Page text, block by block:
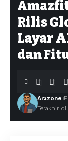
Amazfit
Rilis
Layar
dan
Terakhir
Arazone